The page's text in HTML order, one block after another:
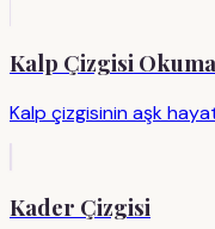
Kalp Çizgisi Okuma
Kalp çizgisinin aşk
Kader Çizgisi